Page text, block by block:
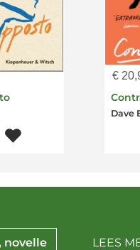
€
Dave
novelle LEES